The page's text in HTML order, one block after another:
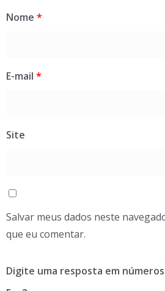
Nome *
E-mail *
Site
Salvar meus dados neste
que eu comentar.
Digite uma resposta em